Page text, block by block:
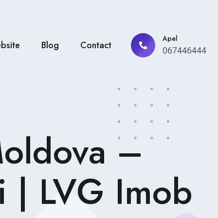
Blog Contact
Apel
067446444
–
| LVG Imob